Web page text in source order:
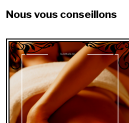
Nous vous conseillons